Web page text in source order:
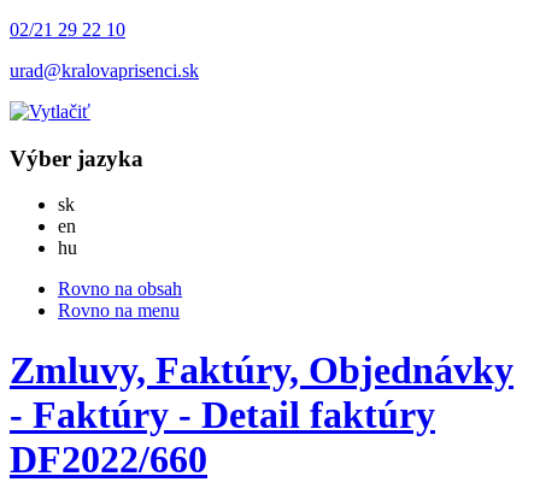
02/21 29 22 10
urad@kralovaprisenci.sk
Výber jazyka
skSlovensky
en
hu
Rovno na obsah
Rovno na menu
Zmluvy, Faktúry, Objednávky
- Faktúry - Detail faktúry
DF2022/660